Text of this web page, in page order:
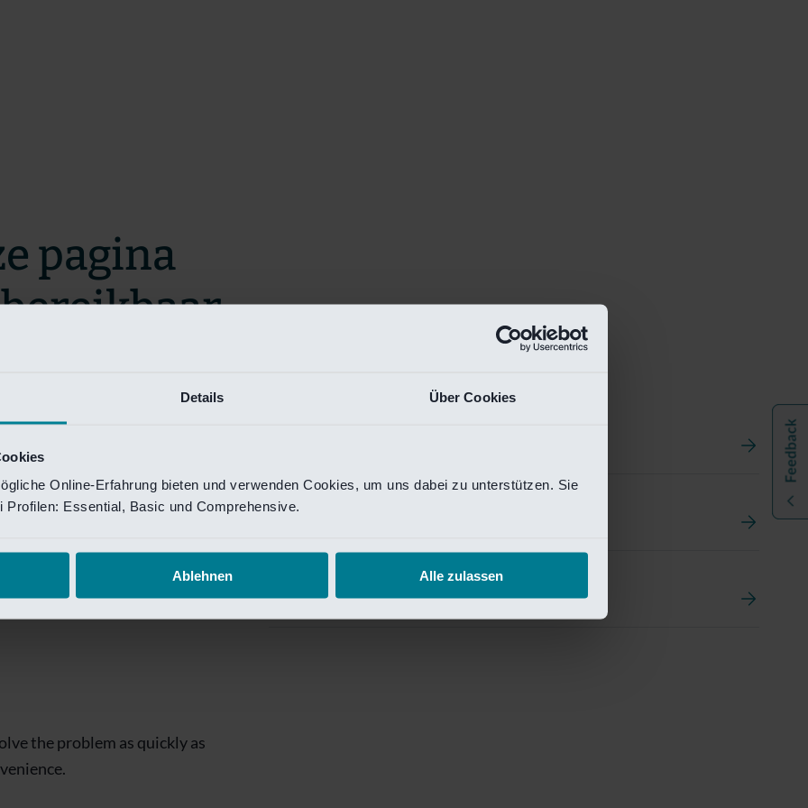
Details Über Cookies
Online-Erfahrung bieten und verwenden Cookies, um uns dabei zu unterstützen. Sie
Profilen: Essential, Basic und Comprehensive.
Ablehnen Alle zulassen
Investment Management
Van Lanschot Kempen Research
pagina
zo snel mogelijk te verhelpen.
te krijgen.
is
the problem as quickly as